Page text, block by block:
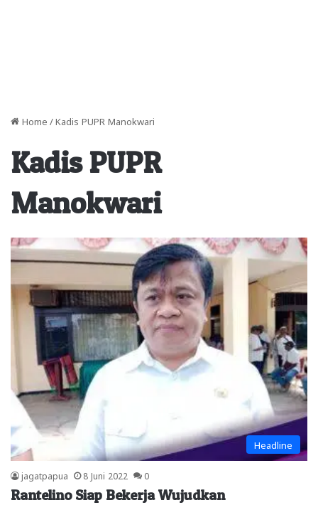
Home / Kadis PUPR Manokwari
Kadis PUPR
Manokwari
Headline
jagatpapua 8 Juni 2022 0
Rantelino Siap Bekerja Wujudkan